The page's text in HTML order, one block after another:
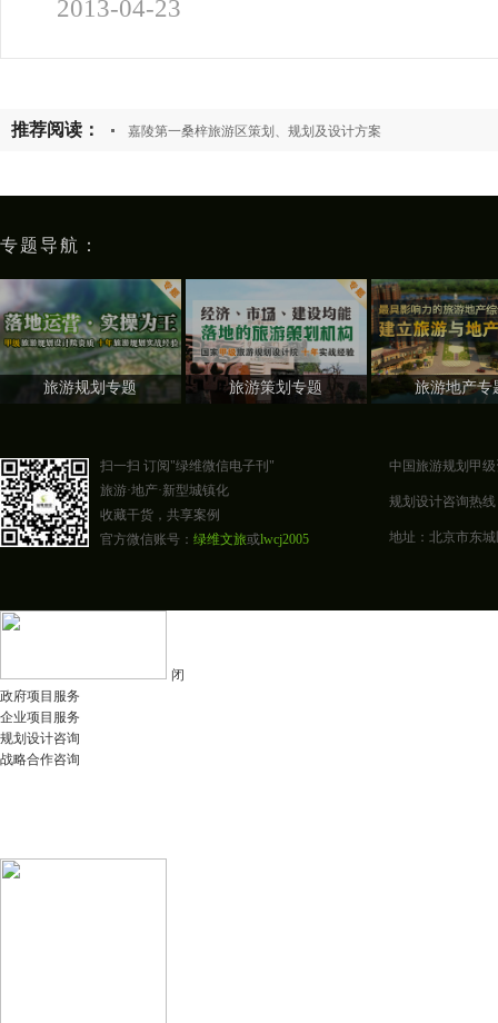
2013-04-23
推荐阅读： 嘉陵第一桑梓旅游区策划、规划及设计方案
专题导航：
旅游规划专题 旅游策划专题 旅游地产专
扫一扫 订阅"绿维微信电子刊"
旅游·地产·新型城镇化
收藏干货，共享案例
官方微信账号： 绿维文旅或lwcj2005
中国旅游规划甲
规划设计咨询热线
地址：北京市东城
闭
政府项目服务
企业项目服务
规划设计咨询
战略合作咨询